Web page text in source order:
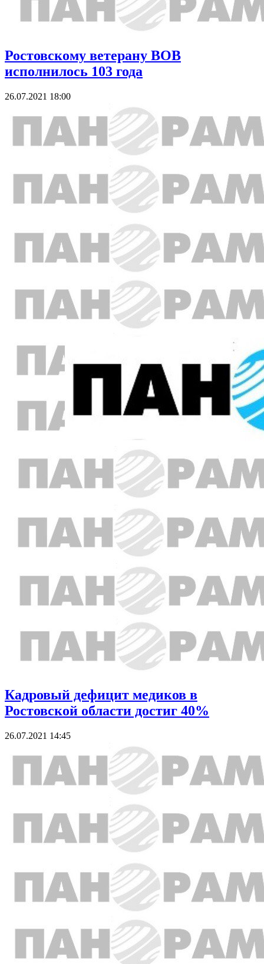
Ростовскому ветерану ВОВ
исполнилось 103 года
26.07.2021 18:00
Кадровый дефицит медиков в
Ростовской области достиг 40%
26.07.2021 14:45